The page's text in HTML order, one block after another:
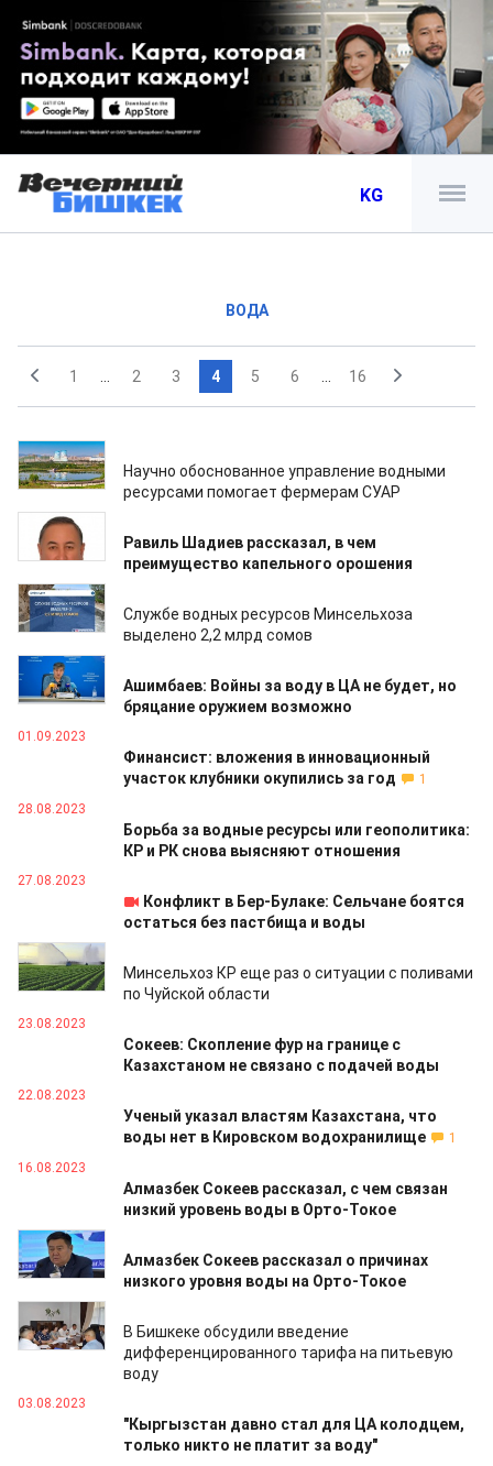
KG
ВОДА
1 2 3 4 5 6 16
19.09.2023
Научно обоснованное управление водными
ресурсами помогает фермерам СУАР
19.09.2023
Равиль Шадиев рассказал, в чем
преимущество капельного орошения
14.09.2023
Службе водных ресурсов Минсельхоза
выделено 2,2 млрд сомов
07.09.2023
Ашимбаев: Войны за воду в ЦА не будет, но
бряцание оружием возможно
01.09.2023
Финансист: вложения в инновационный
участок клубники окупились за год
1
28.08.2023
Борьба за водные ресурсы или геополитика:
КР и РК снова выясняют отношения
27.08.2023
Конфликт в Бер-Булаке: Сельчане боятся
остаться без пастбища и воды
25.08.2023
Минсельхоз КР еще раз о ситуации с поливами
по Чуйской области
23.08.2023
Сокеев: Скопление фур на границе с
Казахстаном не связано с подачей воды
22.08.2023
Ученый указал властям Казахстана, что
воды нет в Кировском водохранилище
1
16.08.2023
Алмазбек Сокеев рассказал, с чем связан
низкий уровень воды в Орто-Токое
05.08.2023
Алмазбек Сокеев рассказал о причинах
низкого уровня воды на Орто-Токое
04.08.2023
В Бишкеке обсудили введение
дифференцированного тарифа на питьевую
воду
03.08.2023
"Кыргызстан давно стал для ЦА колодцем,
только никто не платит за воду"